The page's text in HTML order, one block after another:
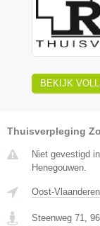
BEKIJK
Thuisverpleging
Niet gevestigd
Henegouwen.
Oost-Vlaanderen
Steenweg 71